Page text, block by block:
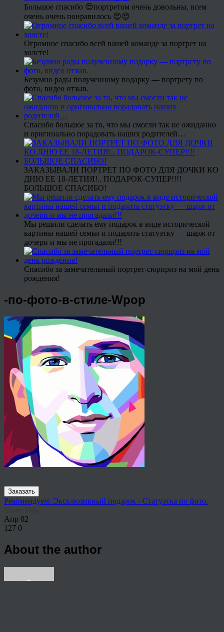
Большое спасибо 😍портретом очень довольны, всем
очень очень понравилось 😍😍
Огромное спасибо всей вашей команде за портрет на
холсте!
Безумно рады полученному подарку — портрету по
фото, видео отзыв.
Спасибо большое за то, что мы смогли так не ожиданно
и оригинально порадовать наших родителей…
ЗАКАЗЫВАЛИ ПОРТРЕТ ПО ФОТО ДЛЯ ДОЧКИ КО
ДНЮ ЕЕ 18-ЛЕТИЯ!.. ПОДАРОК-СУПЕР!!!!
БОЛЬШОЕ СПАСИБО!
Мы решили сделать ему подарок в виде исторической
картины нашей семьи и подарить статуэтку — шарж от
дочери и мы не прогадали!!!
Спасибо за замечательный портрет-сюрприз на мой день
рождения!
-по-фото-в-стиле-Wpop
Заказать
Рекомендуем: Эксклюзивный подарок - Статуэтка по фото.
Апр 02
127 0
About the author